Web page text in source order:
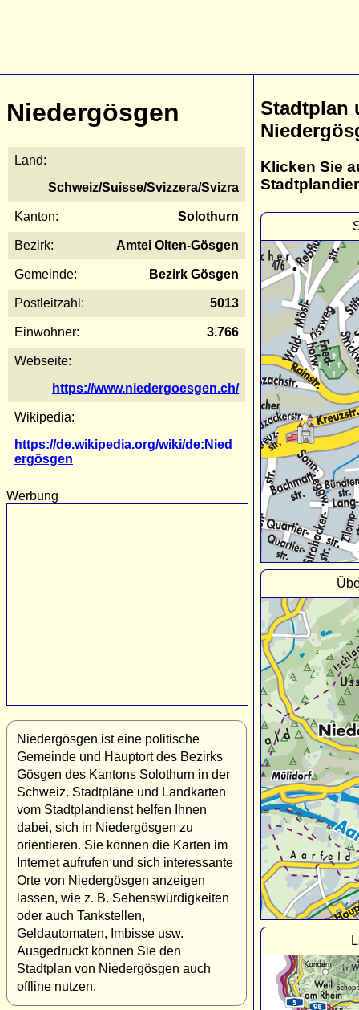
Niedergösgen
Land:
Schweiz/Suisse/Svizzera/Svizra
Kanton: Solothurn
Bezirk: Amtei Olten-Gösgen
Gemeinde: Bezirk Gösgen
Postleitzahl: 5013
Einwohner: 3.766
Webseite:
https://www.niedergoesgen.ch/
Wikipedia:
https://de.wikipedia.org/wiki/de:Nied
ergösgen
Werbung
Niedergösgen ist eine politische
Gemeinde und Hauptort des Bezirks
Gösgen des Kantons Solothurn in der
Schweiz. Stadtpläne und Landkarten
vom Stadtplandienst helfen Ihnen
dabei, sich in Niedergösgen zu
orientieren. Sie können die Karten im
Internet aufrufen und sich interessante
Orte von Niedergösgen anzeigen
lassen, wie z. B. Sehenswürdigkeiten
oder auch Tankstellen,
Geldautomaten, Imbisse usw.
Ausgedruckt können Sie den
Stadtplan von Niedergösgen auch
offline nutzen.
Stadtplan
Klicken Sie